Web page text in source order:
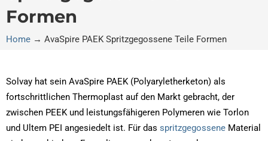
Formen
Home → AvaSpire PAEK Spritzgegossene Teile Formen
Solvay hat sein AvaSpire PAEK (Polyaryletherketon) als
fortschrittlichen Thermoplast auf den Markt gebracht, der
zwischen PEEK und leistungsfähigeren Polymeren wie Torlon
und Ultem PEI angesiedelt ist. Für das spritzgegossene Material